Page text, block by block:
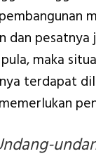
dan
maka
terdapat